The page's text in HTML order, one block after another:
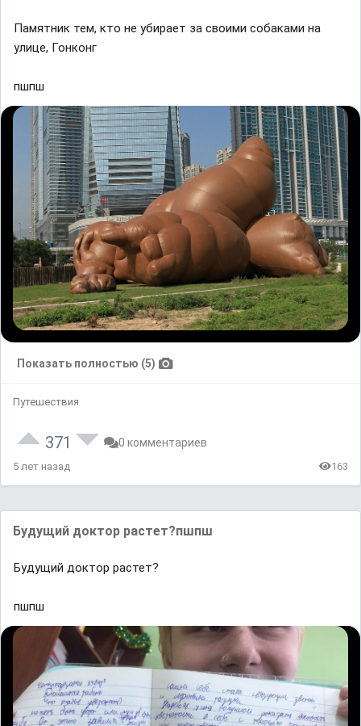
Памятник тем, кто не убирает за своими собаками на
улице, Гонконг
пшпш
Показать полностью (5)
Путешествия
371 0 комментариев
5 лет назад 163
Будущий доктор растет?пшпш
Будущий доктор растет?
пшпш